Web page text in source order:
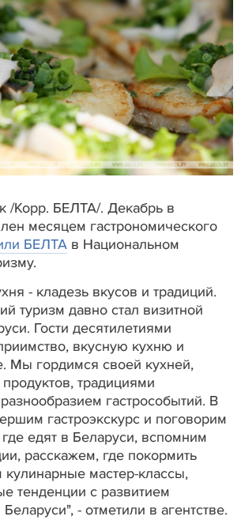
/Корр. БЕЛТА/. Декабрь в
месяцем гастрономического
БЕЛТА в Национальном
- кладезь вкусов и традиций.
туризм давно стал визитной
Гости десятилетиями
вкусную кухню и
Мы гордимся своей кухней,
традициями
гастрособытий. В
гастроэкскурс и поговорим
едят в Беларуси, вспомним
расскажем, где покормить
кулинарные мастер-классы,
тенденции с развитием
Беларуси", - отметили в агентстве.